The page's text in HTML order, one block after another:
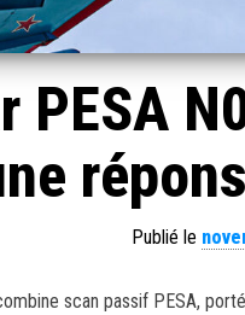
PESA
Publié le
scan passif PESA,